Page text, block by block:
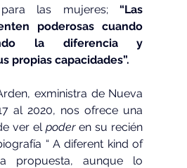
para las mujeres; “Las
poderosas cuando
la diferencia y
propias capacidades”.
exministra de Nueva
al 2020, nos ofrece una
ver el poder en su recién
“ A diferent kind of
propuesta, aunque lo